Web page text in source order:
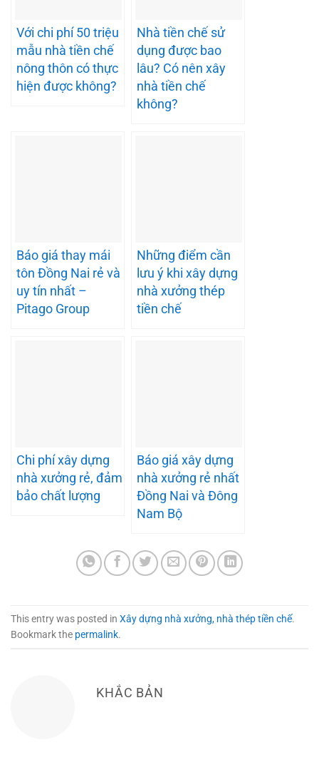
Với chi phí 50 triệu
mẫu nhà tiền chế
nông thôn có thực
hiện được không?
Nhà tiền chế sử
dụng được bao
lâu? Có nên xây
nhà tiền chế
không?
Báo giá thay mái
tôn Đồng Nai rẻ và
uy tín nhất –
Pitago Group
Những điểm cần
lưu ý khi xây dựng
nhà xưởng thép
tiền chế
Chi phí xây dựng
nhà xưởng rẻ, đảm
bảo chất lượng
Báo giá xây dựng
nhà xưởng rẻ nhất
Đồng Nai và Đông
Nam Bộ
This entry was posted in Xây dựng nhà xưởng, nhà thép tiền chế.
Bookmark the permalink.
KHẮC BẢN